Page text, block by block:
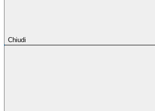
Chiudi